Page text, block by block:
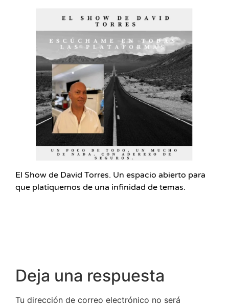
El Show de David Torres. Un espacio abierto para
que platiquemos de una infinidad de temas.
Deja una respuesta
Tu dirección de correo electrónico no será